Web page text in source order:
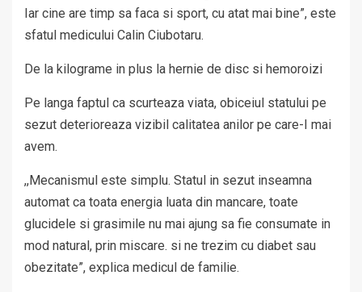
Iar cine are timp sa faca si sport, cu atat mai bine”, este
sfatul medicului Calin Ciubotaru.
De la kilograme in plus la hernie de disc si hemoroizi
Pe langa faptul ca scurteaza viata, obiceiul statului pe
sezut deterioreaza vizibil calitatea anilor pe care-I mai
avem.
,,Mecanismul este simplu. Statul in sezut inseamna
automat ca toata energia luata din mancare, toate
glucidele si grasimile nu mai ajung sa fie consumate in
mod natural, prin miscare. si ne trezim cu diabet sau
obezitate”, explica medicul de familie.